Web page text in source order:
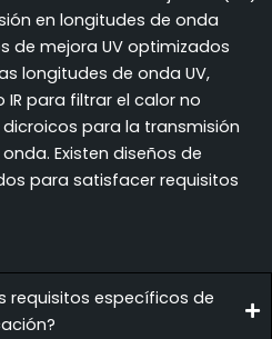
en longitudes de onda
de mejora UV optimizados
longitudes de onda UV,
para filtrar el calor no
para la transmisión
Existen diseños de
para satisfacer requisitos
requisitos específicos de